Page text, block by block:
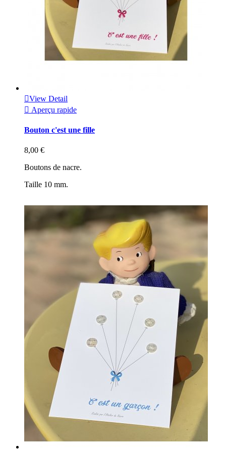
View Detail
 Aperçu rapide
Bouton c'est une fille
8,00 €
Boutons de nacre.
Taille 10 mm.